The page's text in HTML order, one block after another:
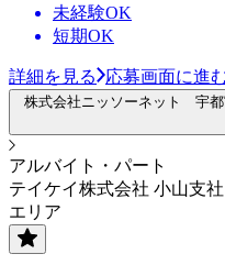
未経験OK
短期OK
詳細を見る 応募画面に進
株式会社ニッソーネット 宇都
アルバイト・パート
テイケイ株式会社 小山支
エリア